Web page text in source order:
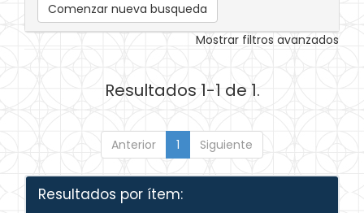
Comenzar nueva busqueda
Mostrar filtros avanzados
Resultados 1-1 de 1.
Anterior 1 Siguiente
Resultados por ítem: